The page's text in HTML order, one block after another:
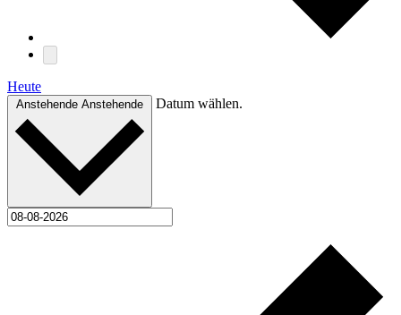
Heute
Anstehende Anstehende Datum wählen.